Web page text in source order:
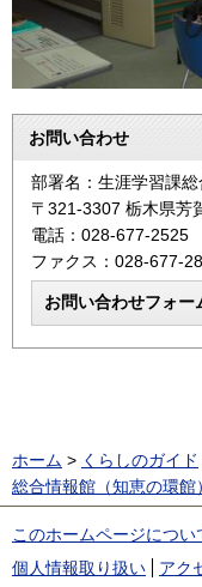
お問い合わせ
部署名：生涯学習課
〒321-3307 栃木県芳
電話：028-677-2525
ファクス：028-677-
ホーム > くらしのガイド
総合情報館（知恵の環館）
このホームページについ
個人情報取り扱い
アク